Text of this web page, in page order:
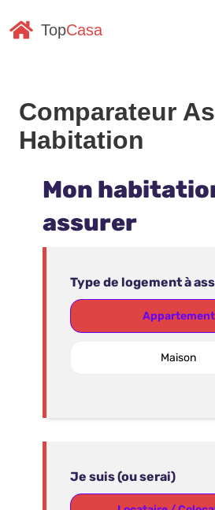
TopCasa
Comparateur
Habitation